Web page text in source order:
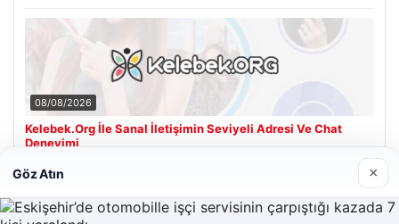
08/08/2026
Kelebek.Org İle Sanal İletişimin Seviyeli Adresi Ve Chat
Deneyimi
Son Eklenen Firmalar
Göz Atın ×